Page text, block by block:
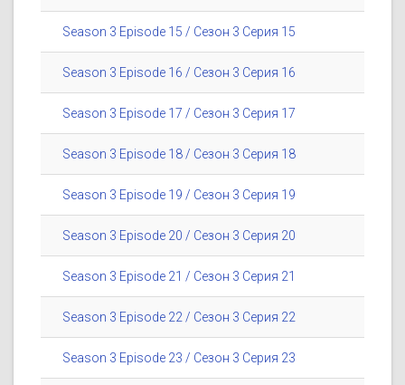
Season 3 Episode 15 / Сезон 3 Серия 15
Season 3 Episode 16 / Сезон 3 Серия 16
Season 3 Episode 17 / Сезон 3 Серия 17
Season 3 Episode 18 / Сезон 3 Серия 18
Season 3 Episode 19 / Сезон 3 Серия 19
Season 3 Episode 20 / Сезон 3 Серия 20
Season 3 Episode 21 / Сезон 3 Серия 21
Season 3 Episode 22 / Сезон 3 Серия 22
Season 3 Episode 23 / Сезон 3 Серия 23